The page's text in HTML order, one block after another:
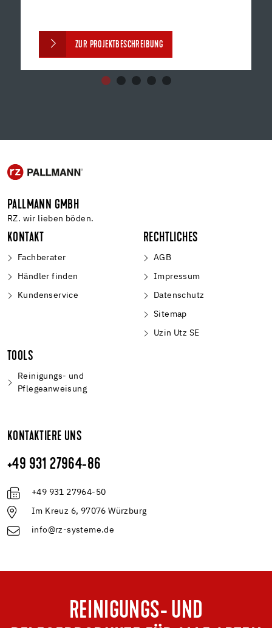
ZUR PROJEKTBESCHREIBUNG
PALLMANN GMBH
RZ. wir lieben böden.
KONTAKT
Fachberater
Händler finden
Kundenservice
RECHTLICHES
AGB
Impressum
Datenschutz
Sitemap
Uzin Utz SE
TOOLS
Reinigungs- und
Pflegeanweisung
KONTAKTIERE UNS
+49 931 27964-86
+49 931 27964-50
Im Kreuz 6, 97076 Würzburg
info@rz-systeme.de
REINIGUNGS- UND